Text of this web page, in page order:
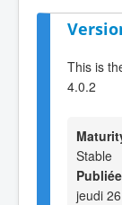
This is
4.0.2
Stable
jeudi